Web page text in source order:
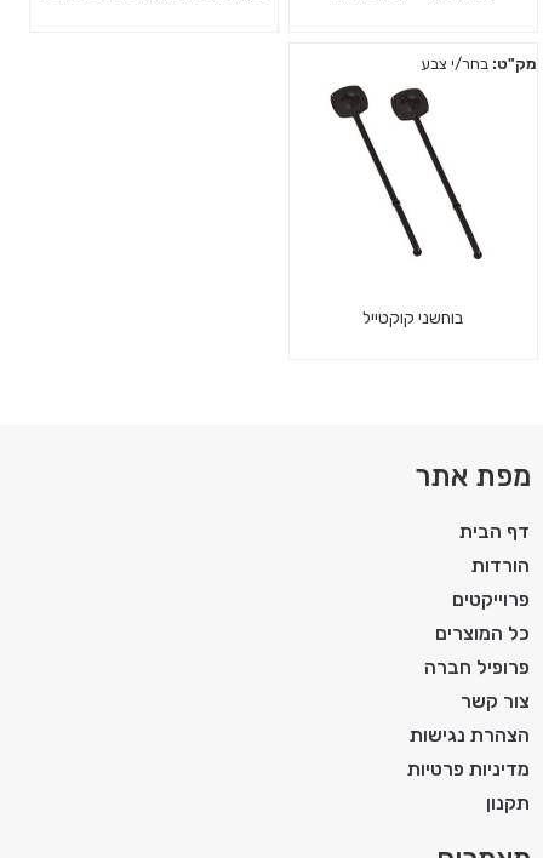
מק"ט: בחר/י צבע
בוחשני קוקטייל
מפת אתר
דף הבית
הורדות
פרוייקטים
כל המוצרים
פרופיל חברה
צור קשר
הצהרת נגישות
מדיניות פרטיות
תקנון